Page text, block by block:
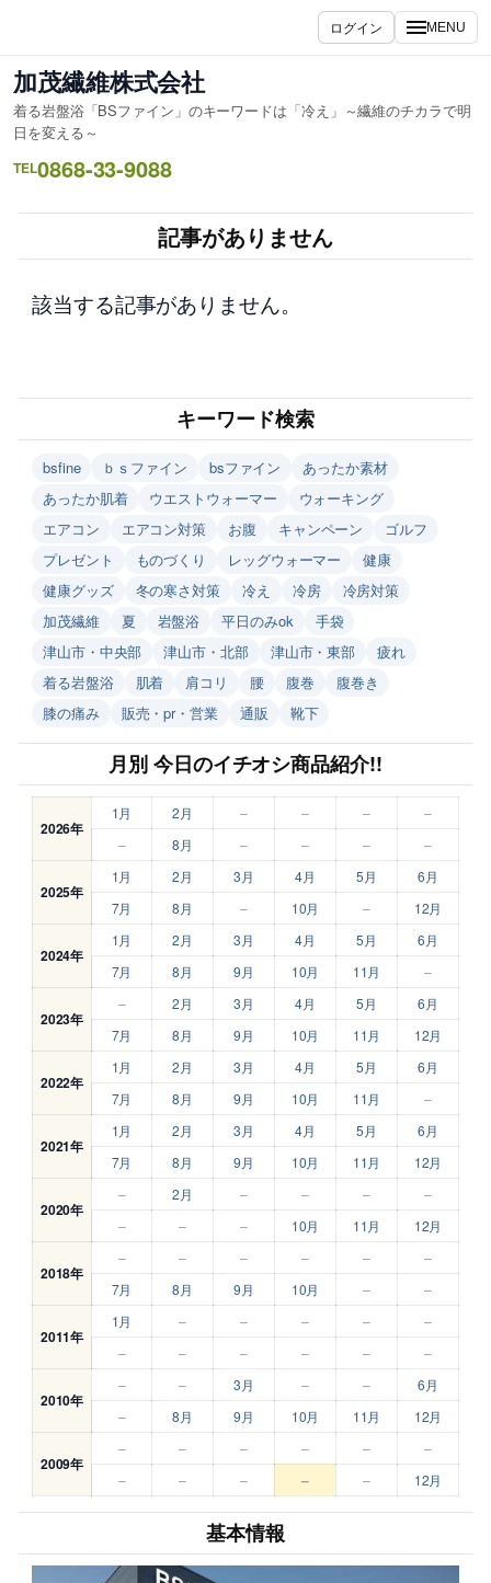
を
ス
キ
ッ
プ
ログイン MENU
加茂繊維株式会社
着る岩盤浴「BSファイン」のキーワードは「冷え」～繊維のチカラで明
日を変える～
TEL0868-33-9088
記事がありません
該当する記事がありません。
キーワード検索
bsfine ｂｓファイン bsファイン
あったか素材
あったか肌着
ウエストウォーマー
ウォーキング
エアコン
エアコン対策 お腹 キャンペーン
ゴルフ
プレゼント
ものづくり レッグウォーマー
健康
健康グッズ
冬の寒さ対策 冷え 冷房
冷房対策
加茂繊維
夏 岩盤浴 平日のみok
手袋
津山市・中央部
津山市・北部 津山市・東部
疲れ
着る岩盤浴
肌着 肩コリ 腰 腹巻
腹巻き
膝の痛み
販売・pr・営業 通販 靴下
月別 今日のイチオシ商品紹介!!
2026年
1月 2月 – – –
–
–
8月 – – – –
2025年
1月 2月 3月 4月 5月
6月
7月
8月 – 10月 – 12月
2024年
1月 2月 3月 4月 5月
6月
7月
8月 9月 10月 11月 –
2023年
– 2月 3月 4月 5月
6月
7月
8月 9月 10月 11月 12月
2022年
1月 2月 3月 4月 5月
6月
7月
8月 9月 10月 11月 –
2021年
1月 2月 3月 4月 5月
6月
7月
8月 9月 10月 11月 12月
2020年
– 2月 – – –
–
–
– – 10月 11月 12月
2018年
– – – – –
–
7月
8月 9月 10月 – –
2011年
1月 – – – –
–
–
– – – – –
2010年
– – 3月 – –
6月
–
8月 9月 10月 11月 12月
2009年
– – – – –
–
–
– – – – 12月
基本情報